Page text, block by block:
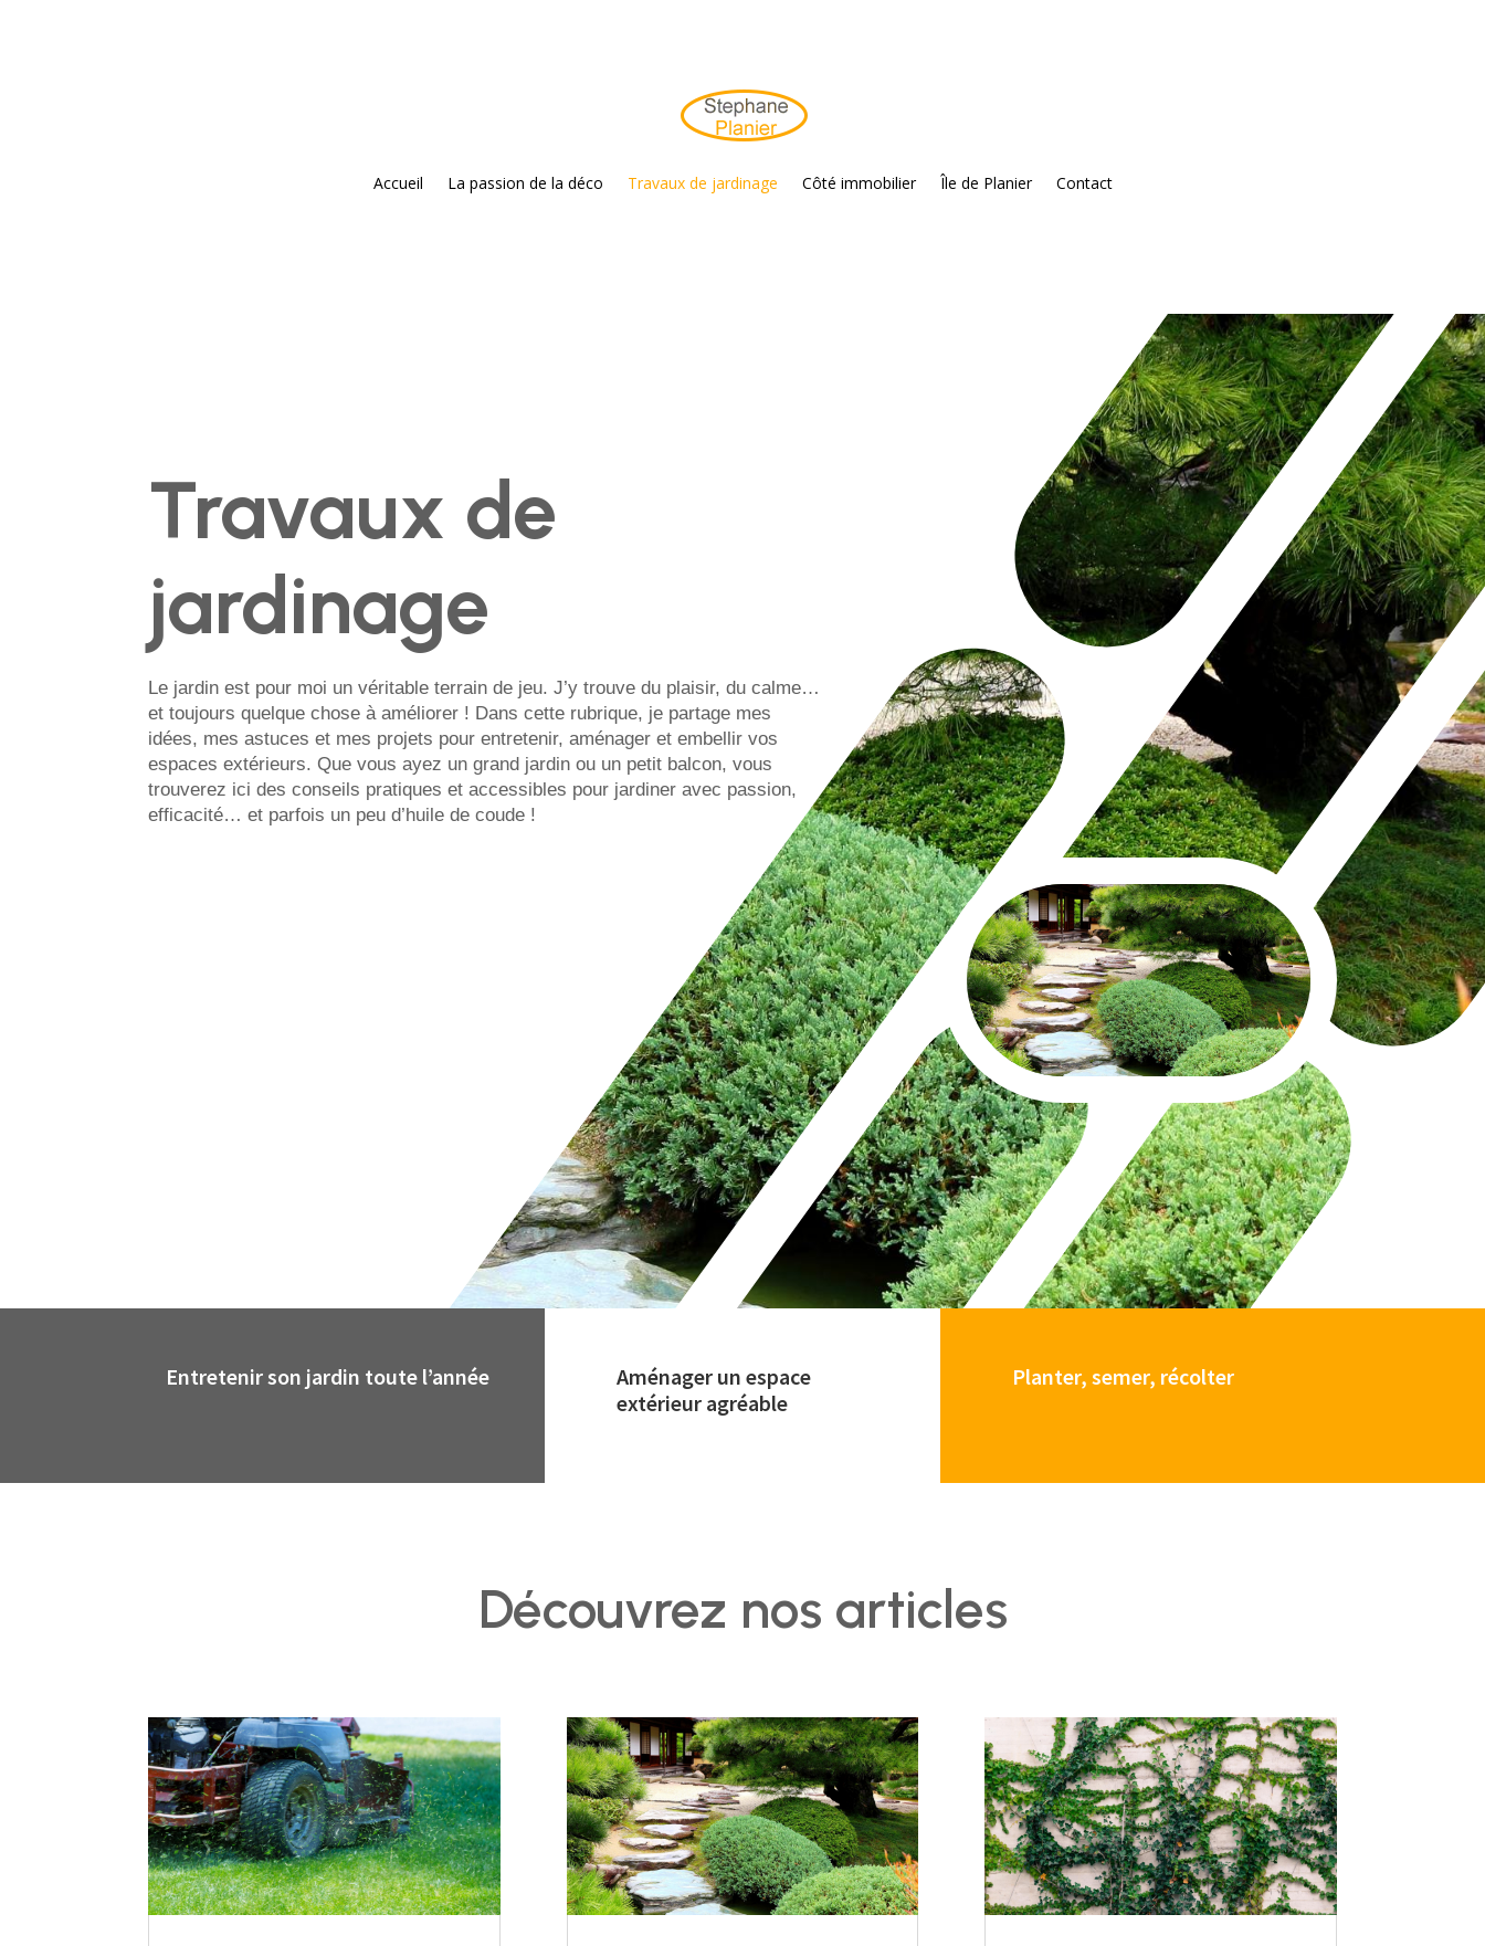
Accueil La passion de la déco Travaux de jardinage Côté immobilier Île de Planier Contact
Travaux de
jardinage
Le jardin est pour moi un véritable terrain de jeu. J’y trouve du plaisir, du calme…
et toujours quelque chose à améliorer ! Dans cette rubrique, je partage mes
idées, mes astuces et mes projets pour entretenir, aménager et embellir vos
espaces extérieurs. Que vous ayez un grand jardin ou un petit balcon, vous
trouverez ici des conseils pratiques et accessibles pour jardiner avec passion,
efficacité… et parfois un peu d’huile de coude !
Entretenir son jardin toute l’année
Aménager un espace
extérieur agréable
Planter, semer, récolter
Découvrez nos articles